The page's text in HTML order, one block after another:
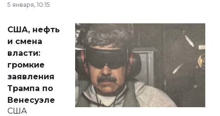
сразу несколько
актуальных тем —
от слухов о
политических
реформах до
вопросов армии,
экономики и
личного здоровья.
5 января, 10:15
США, нефть
и смена
власти:
громкие
заявления
Трампа по
Венесуэле
США